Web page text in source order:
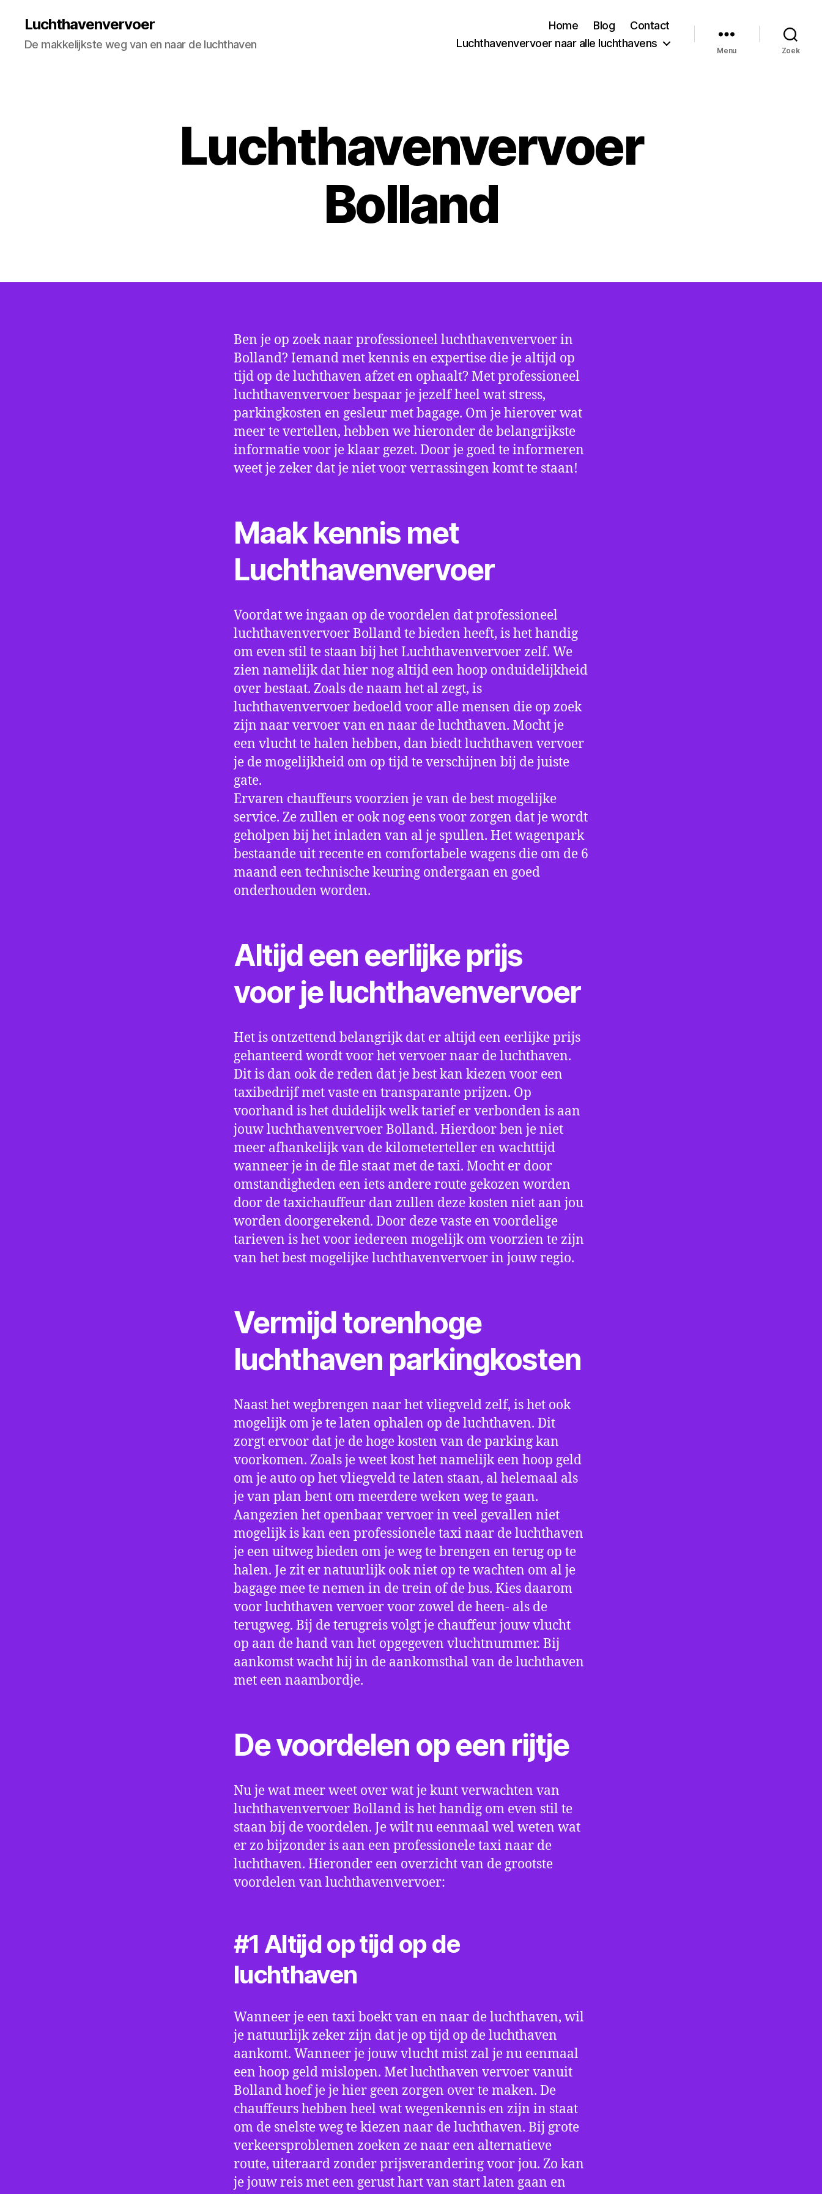
Luchthavenvervoer
De makkelijkste weg van en naar de luchthaven
Home Blog
Contact
Luchthavenvervoer naar alle luchthavens
Menu Zoek
Luchthavenvervoer
Bolland
Ben je op zoek naar professioneel luchthavenvervoer in
Bolland? Iemand met kennis en expertise die je altijd op
tijd op de luchthaven afzet en ophaalt? Met professioneel
luchthavenvervoer bespaar je jezelf heel wat stress,
parkingkosten en gesleur met bagage. Om je hierover wat
meer te vertellen, hebben we hieronder de belangrijkste
informatie voor je klaar gezet. Door je goed te informeren
weet je zeker dat je niet voor verrassingen komt te staan!
Maak kennis met
Luchthavenvervoer
Voordat we ingaan op de voordelen dat professioneel
luchthavenvervoer Bolland te bieden heeft, is het handig
om even stil te staan bij het Luchthavenvervoer zelf. We
zien namelijk dat hier nog altijd een hoop onduidelijkheid
over bestaat. Zoals de naam het al zegt, is
luchthavenvervoer bedoeld voor alle mensen die op zoek
zijn naar vervoer van en naar de luchthaven. Mocht je
een vlucht te halen hebben, dan biedt luchthaven vervoer
je de mogelijkheid om op tijd te verschijnen bij de juiste
gate.
Ervaren chauffeurs voorzien je van de best mogelijke
service. Ze zullen er ook nog eens voor zorgen dat je wordt
geholpen bij het inladen van al je spullen. Het wagenpark
bestaande uit recente en comfortabele wagens die om de 6
maand een technische keuring ondergaan en goed
onderhouden worden.
Altijd een eerlijke prijs
voor je luchthavenvervoer
Het is ontzettend belangrijk dat er altijd een eerlijke prijs
gehanteerd wordt voor het vervoer naar de luchthaven.
Dit is dan ook de reden dat je best kan kiezen voor een
taxibedrijf met vaste en transparante prijzen. Op
voorhand is het duidelijk welk tarief er verbonden is aan
jouw luchthavenvervoer Bolland. Hierdoor ben je niet
meer afhankelijk van de kilometerteller en wachttijd
wanneer je in de file staat met de taxi. Mocht er door
omstandigheden een iets andere route gekozen worden
door de taxichauffeur dan zullen deze kosten niet aan jou
worden doorgerekend. Door deze vaste en voordelige
tarieven is het voor iedereen mogelijk om voorzien te zijn
van het best mogelijke luchthavenvervoer in jouw regio.
Vermijd torenhoge
luchthaven parkingkosten
Naast het wegbrengen naar het vliegveld zelf, is het ook
mogelijk om je te laten ophalen op de luchthaven. Dit
zorgt ervoor dat je de hoge kosten van de parking kan
voorkomen. Zoals je weet kost het namelijk een hoop geld
om je auto op het vliegveld te laten staan, al helemaal als
je van plan bent om meerdere weken weg te gaan.
Aangezien het openbaar vervoer in veel gevallen niet
mogelijk is kan een professionele taxi naar de luchthaven
je een uitweg bieden om je weg te brengen en terug op te
halen. Je zit er natuurlijk ook niet op te wachten om al je
bagage mee te nemen in de trein of de bus. Kies daarom
voor luchthaven vervoer voor zowel de heen- als de
terugweg. Bij de terugreis volgt je chauffeur jouw vlucht
op aan de hand van het opgegeven vluchtnummer. Bij
aankomst wacht hij in de aankomsthal van de luchthaven
met een naambordje.
De voordelen op een rijtje
Nu je wat meer weet over wat je kunt verwachten van
luchthavenvervoer Bolland is het handig om even stil te
staan bij de voordelen. Je wilt nu eenmaal wel weten wat
er zo bijzonder is aan een professionele taxi naar de
luchthaven. Hieronder een overzicht van de grootste
voordelen van luchthavenvervoer:
#1 Altijd op tijd op de
luchthaven
Wanneer je een taxi boekt van en naar de luchthaven, wil
je natuurlijk zeker zijn dat je op tijd op de luchthaven
aankomt. Wanneer je jouw vlucht mist zal je nu eenmaal
een hoop geld mislopen. Met luchthaven vervoer vanuit
Bolland hoef je je hier geen zorgen over te maken. De
chauffeurs hebben heel wat wegenkennis en zijn in staat
om de snelste weg te kiezen naar de luchthaven. Bij grote
verkeersproblemen zoeken ze naar een alternatieve
route, uiteraard zonder prijsverandering voor jou. Zo kan
je jouw reis met een gerust hart van start laten gaan en